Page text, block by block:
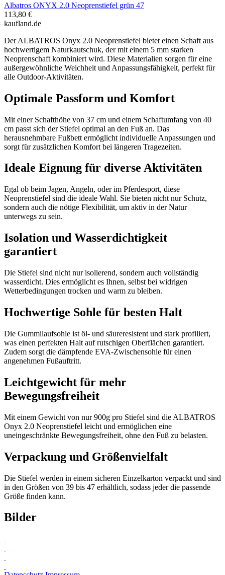
Albatros ONYX 2.0 Neoprenstiefel grün 47
113,80 €
kaufland.de
Der ALBATROS Onyx 2.0 Neoprenstiefel bietet einen Schaft aus
hochwertigem Naturkautschuk, der mit einem 5 mm starken
Neoprenschaft kombiniert wird. Diese Materialien sorgen für eine
außergewöhnliche Weichheit und Anpassungsfähigkeit, perfekt für
alle Outdoor-Aktivitäten.
Optimale Passform und Komfort
Mit einer Schafthöhe von 37 cm und einem Schaftumfang von 40
cm passt sich der Stiefel optimal an den Fuß an. Das
herausnehmbare Fußbett ermöglicht individuelle Anpassungen und
sorgt für zusätzlichen Komfort bei längeren Tragezeiten.
Ideale Eignung für diverse Aktivitäten
Egal ob beim Jagen, Angeln, oder im Pferdesport, diese
Neoprenstiefel sind die ideale Wahl. Sie bieten nicht nur Schutz,
sondern auch die nötige Flexibilität, um aktiv in der Natur
unterwegs zu sein.
Isolation und Wasserdichtigkeit
garantiert
Die Stiefel sind nicht nur isolierend, sondern auch vollständig
wasserdicht. Dies ermöglicht es Ihnen, selbst bei widrigen
Wetterbedingungen trocken und warm zu bleiben.
Hochwertige Sohle für besten Halt
Die Gummilaufsohle ist öl- und säureresistent und stark profiliert,
was einen perfekten Halt auf rutschigen Oberflächen garantiert.
Zudem sorgt die dämpfende EVA-Zwischensohle für einen
angenehmen Fußauftritt.
Leichtgewicht für mehr
Bewegungsfreiheit
Mit einem Gewicht von nur 900g pro Stiefel sind die ALBATROS
Onyx 2.0 Neoprenstiefel leicht und ermöglichen eine
uneingeschränkte Bewegungsfreiheit, ohne den Fuß zu belasten.
Verpackung und Größenvielfalt
Die Stiefel werden in einem sicheren Einzelkarton verpackt und sind
in den Größen von 39 bis 47 erhältlich, sodass jeder die passende
Größe finden kann.
Bilder